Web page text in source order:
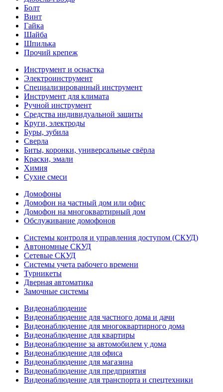
Болт
Винт
Гайка
Шайба
Шпилька
Прочий крепеж
Инструмент и оснастка
Электроинструмент
Специализированный инструмент
Инструмент для климата
Ручной инструмент
Средства индивидуальной защиты
Круги, электроды
Буры, зубила
Сверла
Биты, коронки, универсальные свёрла
Краски, эмали
Химия
Сухие смеси
Домофоны
Домофон на частный дом или офис
Домофон на многоквартирный дом
Обслуживание домофонов
Системы контроля и управления доступом (СКУД)
Автономные СКУД
Сетевые СКУД
Системы учета рабочего времени
Турникеты
Дверная автоматика
Замочные системы
Видеонаблюдение
Видеонаблюдение для частного дома и дачи
Видеонаблюдение для многоквартирного дома
Видеонаблюдение для квартиры
Видеонаблюдение за автомобилем у дома
Видеонаблюдение для офиса
Видеонаблюдение для магазина
Видеонаблюдение для предприятия
Видеонаблюдение для транспорта и спецтехники